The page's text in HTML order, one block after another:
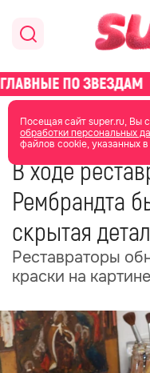
Посещая сайт super.ru, Вы
обработки персональных
файлов cookie, указанных
главная общество
26 июня 07:21
В ходе
Рембрандта
скрытая
Реставраторы
краски на